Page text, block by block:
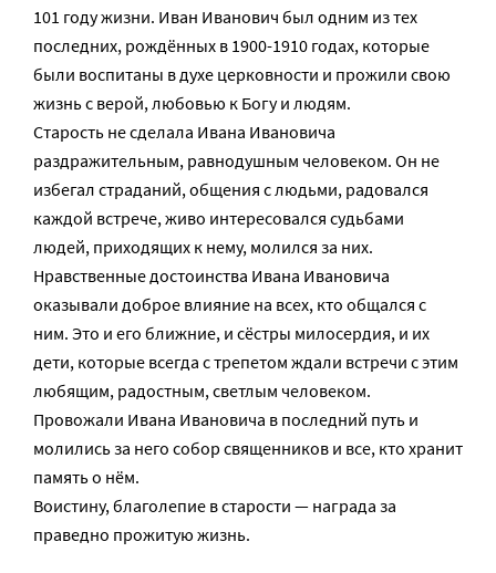
101 году жизни. Иван Иванович был одним из тех
последних, рождённых в 1900-1910 годах, которые
были воспитаны в духе церковности и прожили свою
жизнь с верой, любовью к Богу и людям.
Старость не сделала Ивана Ивановича
раздражительным, равнодушным человеком. Он не
избегал страданий, общения с людьми, радовался
каждой встрече, живо интересовался судьбами
людей, приходящих к нему, молился за них.
Нравственные достоинства Ивана Ивановича
оказывали доброе влияние на всех, кто общался с
ним. Это и его ближние, и сёстры милосердия, и их
дети, которые всегда с трепетом ждали встречи с этим
любящим, радостным, светлым человеком.
Провожали Ивана Ивановича в последний путь и
молились за него собор священников и все, кто хранит
память о нём.
Воистину, благолепие в старости — награда за
праведно прожитую жизнь.